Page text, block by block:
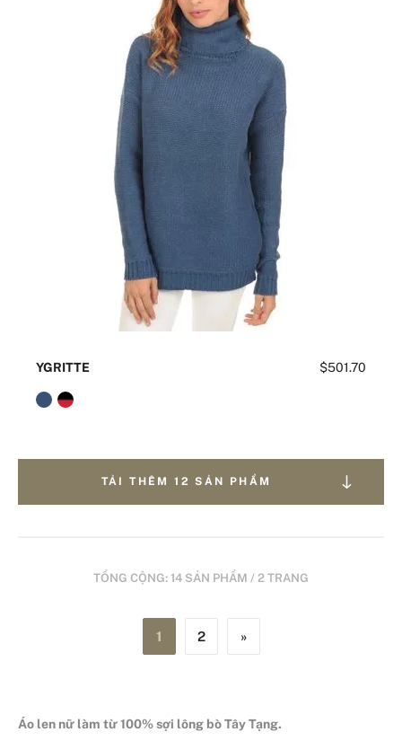
$501.70
YGRITTE
TẢI THÊM 12 SẢN PHẨM
TỔNG CỘNG: 14 SẢN PHẨM / 2 TRANG
1 2 »
Áo len nữ làm từ 100% sợi lông bò Tây Tạng.